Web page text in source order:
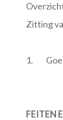
Zitting
1.
FEITEN